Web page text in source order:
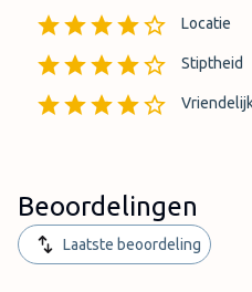
Locatie
Stiptheid
Beoordelingen
Laatste beoordeling